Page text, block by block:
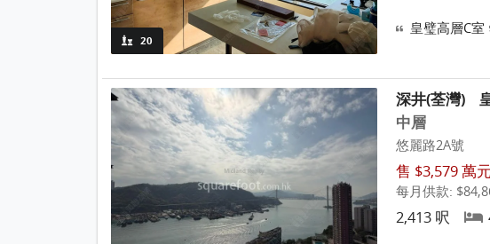
20
皇璧高層C室
深井(荃灣)
中層
悠麗路2A號
售 $3,579 萬元
每月供款:
2,413 呎